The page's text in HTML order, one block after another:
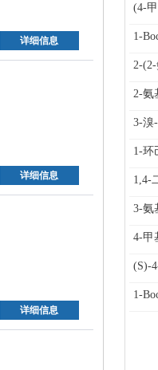
详细信息
详细信息
详细信息